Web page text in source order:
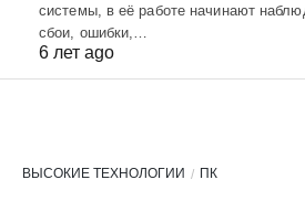
системы, в её работе начинают
сбои, ошибки,…
6 лет ago